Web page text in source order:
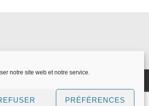
notre site web et notre service.
PRÉFÉRENCES